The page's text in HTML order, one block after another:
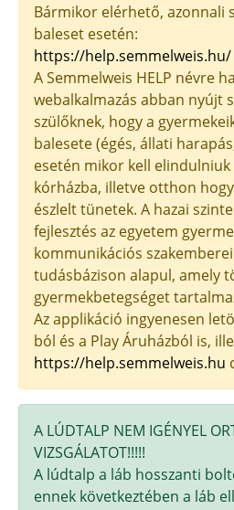
Bármikor elérhető, azonnali
baleset esetén:
https://help.semmelweis.hu/
A Semmelweis HELP névre
webalkalmazás abban nyújt
szülőknek, hogy a
balesete (égés, állati
esetén mikor kell elindulniuk
kórházba, illetve otthon
észlelt tünetek. A hazai
fejlesztés az egyetem
kommunikációs
tudásbázison alapul, amely
gyermekbetegséget
Az applikáció ingyenesen
ból és a Play Áruházból is,
https://help.semmelweis.hu
A LÚDTALP NEM IGÉNYEL
VIZSGÁLATOT!!!!!
A lúdtalp a láb hosszanti
ennek következtében a láb